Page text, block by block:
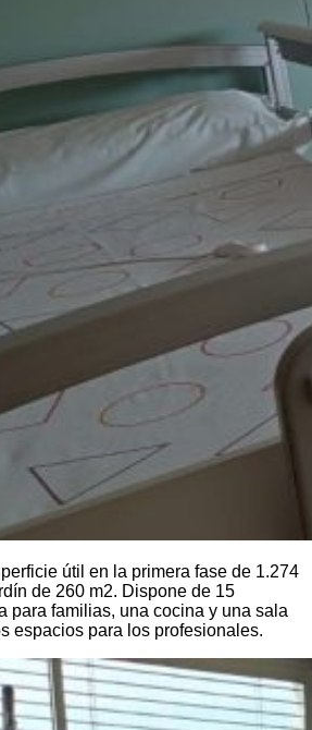
útil en la primera fase de 1.274
de 260 m2. Dispone de 15
para familias, una cocina y una sala
espacios para los profesionales.